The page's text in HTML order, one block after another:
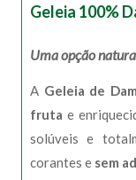
Geleia 100%
Uma opção
A Geleia de
fruta e
solúveis e
corantes e sem